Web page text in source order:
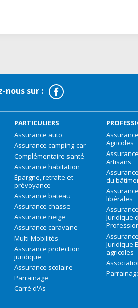
nous sur : Facebook
PARTICULIERS
Assurance auto
Assurance camping-car
Complémentaire santé
Assurance habitation
Épargne, retraite et
prévoyance
Assurance bateau
Assurance chasse
Assurance neige
Assurance caravane
Multi-Mobilités
Assurance protection
juridique
Assurance scolaire
Parrainage
Carré d'As
Agricoles
Artisans
du
libérales
Juridique
Juridique
agricoles